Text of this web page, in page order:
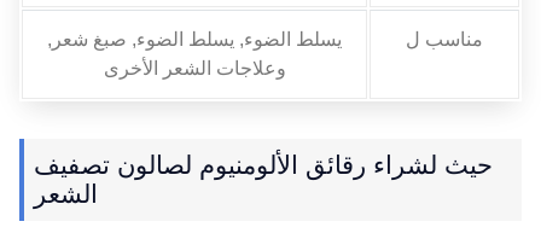
مناسب ل
يسلط الضوء, يسلط الضوء, صبغ شعر,
وعلاجات الشعر الأخرى
حيث لشراء رقائق الألومنيوم لصالون تصفيف
الشعر